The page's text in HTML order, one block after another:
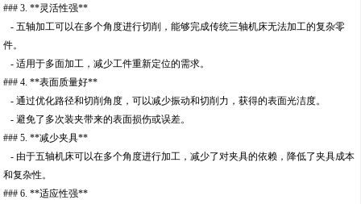
### 3. **灵活性强**
- 五轴加工可以在多个角度进行切削，能够完成传统三轴机床无法加工的复杂零
件。
- 适用于多面加工，减少工件重新定位的需求。
### 4. **表面质量好**
- 通过优化路径和切削角度，可以减少振动和切削力，获得的表面光洁度。
- 避免了多次装夹带来的表面损伤或误差。
### 5. **减少夹具**
- 由于五轴机床可以在多个角度进行加工，减少了对夹具的依赖，降低了夹具成本
和复杂性。
### 6. **适应性强**